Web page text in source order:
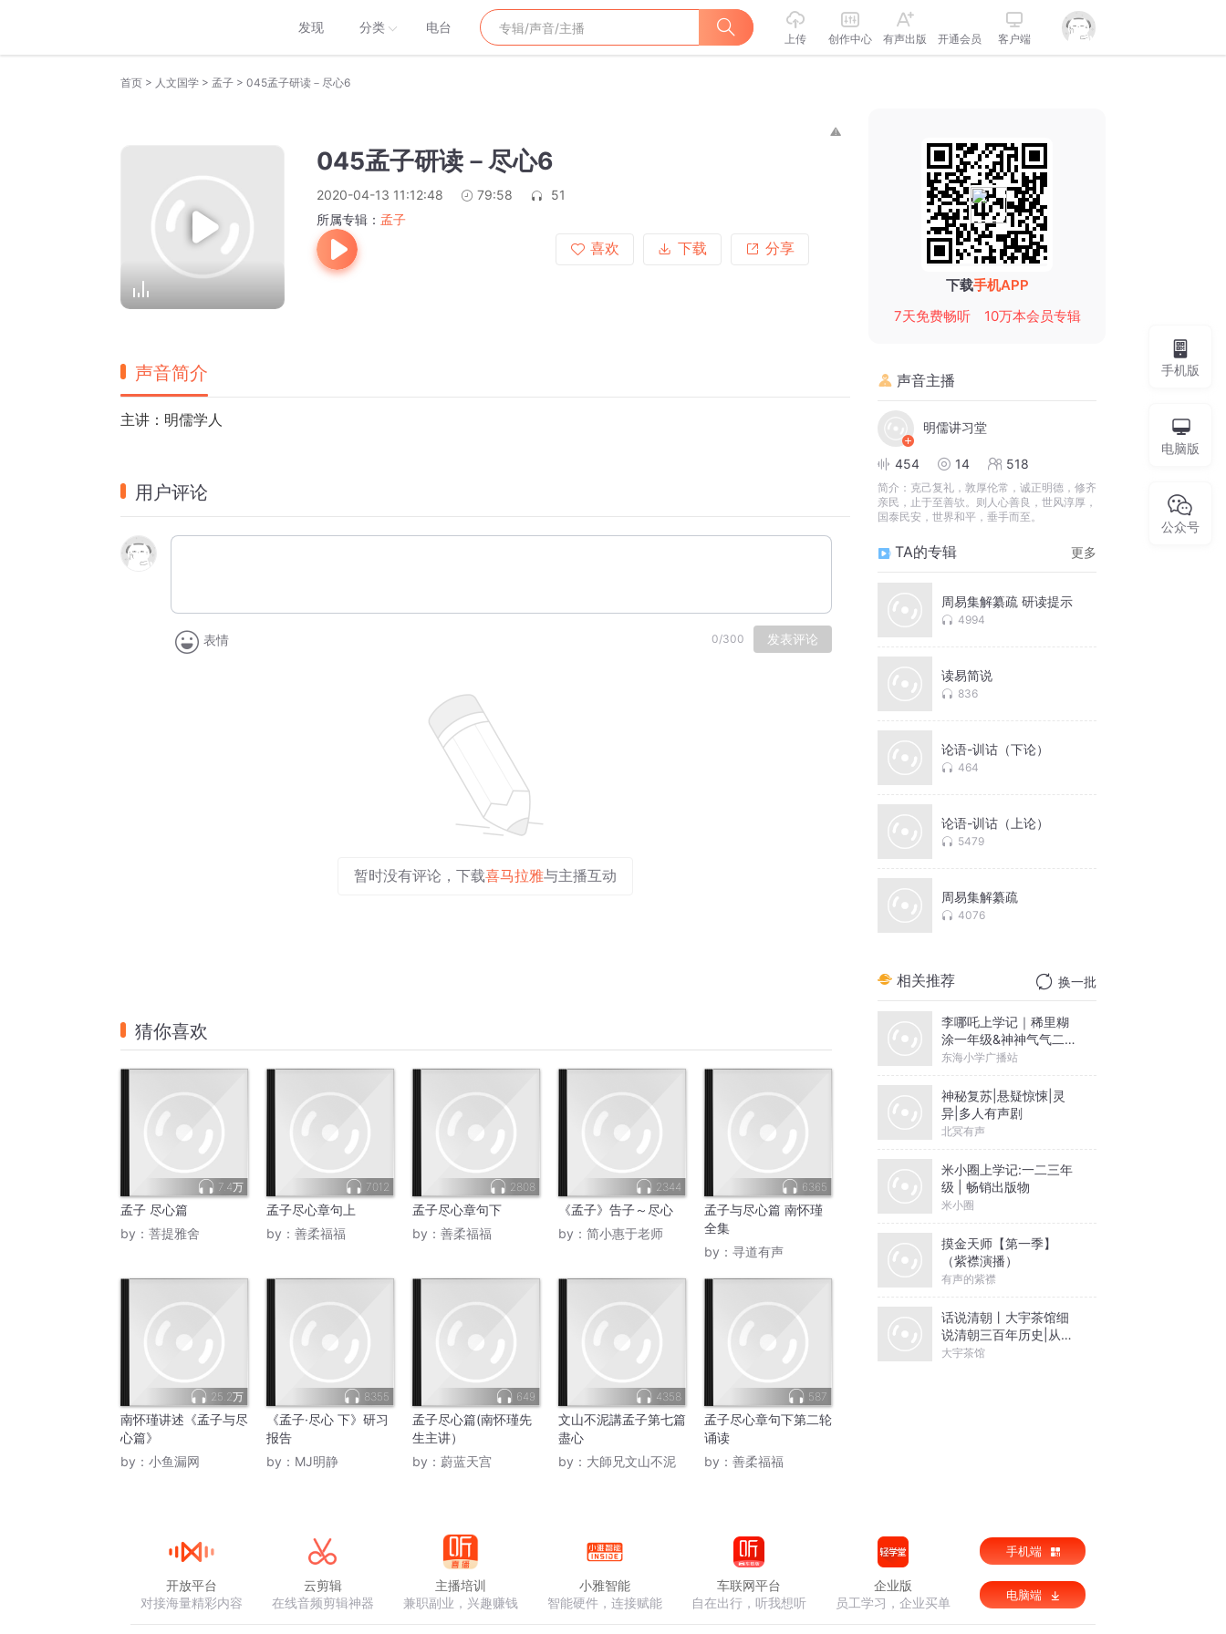
发现 分类 电台
上传 创作中心 有声出版 开通会员 客户端
首页 > 人文国学 > 孟子 > 045孟子研读－尽心6
045孟子研读－尽心6
2020-04-13 11:12:48 79:58
51
所属专辑： 孟子
喜欢
下载 分享
声音简介
主讲：明儒学人
用户评论
表情 0/300 发表评论
暂时没有评论，下载喜马拉雅与主播互动
猜你喜欢
7.4万
孟子 尽心篇
by： 菩提雅舍
7012
孟子尽心章句上
by： 善柔福福
2808
孟子尽心章句下
by： 善柔福福
2344
《孟子》告子～尽心
by： 简小惠于老师
6365
孟子与尽心篇 南怀瑾
全集
by： 寻道有声
25.2万
南怀瑾讲述《孟子与尽
心篇》
by： 小鱼漏网
8355
《孟子·尽心 下》研习
报告
by： MJ明静
649
孟子尽心篇(南怀瑾先
生主讲）
by： 蔚蓝天宫
4358
文山不泥講孟子第七篇
盡心
by： 大師兄文山不泥
587
孟子尽心章句下第二轮
诵读
by： 善柔福福
下载手机APP
7天免费畅听
10万本会员专辑
声音主播
明儒讲习堂
454 14 518
简介： 克己复礼，敦厚伦常，诚正明德，修齐
亲民，止于至善欤。则人心善良，世风淳厚，
国泰民安，世界和平，垂手而至。
TA的专辑 更多
周易集解纂疏 研读提示
4994
读易简说
836
论语-训诂（下论）
464
论语-训诂（上论）
5479
周易集解纂疏
4076
相关推荐 换一批
李哪吒上学记｜稀里糊
涂一年级&神神气气二年
级
东海小学广播站
神秘复苏|悬疑惊悚|灵
异|多人有声剧
北冥有声
米小圈上学记:一二三年
级 | 畅销出版物
米小圈
摸金天师【第一季】
（紫襟演播）
有声的紫襟
话说清朝丨大宇茶馆细
说清朝三百年历史|从努
尔哈赤到末代皇帝溥仪|
大宇茶馆
手机版
电脑版
公众号
开放平台
对接海量精彩内容
云剪辑
在线音频剪辑神器
主播培训
兼职副业，兴趣赚钱
小雅智能
智能硬件，连接赋能
车联网平台
自在出行，听我想听
企业版
员工学习，企业买单
手机端
电脑端